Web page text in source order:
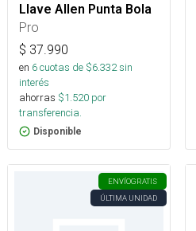
Llave Allen Punta Bola
Pro
$ 37.990
en 6cuotas de $6.332sin
interés
ahorras $1.520 por
transferencia.
Disponible
ENVÍOGRATIS
ÚLTIMA UNIDAD